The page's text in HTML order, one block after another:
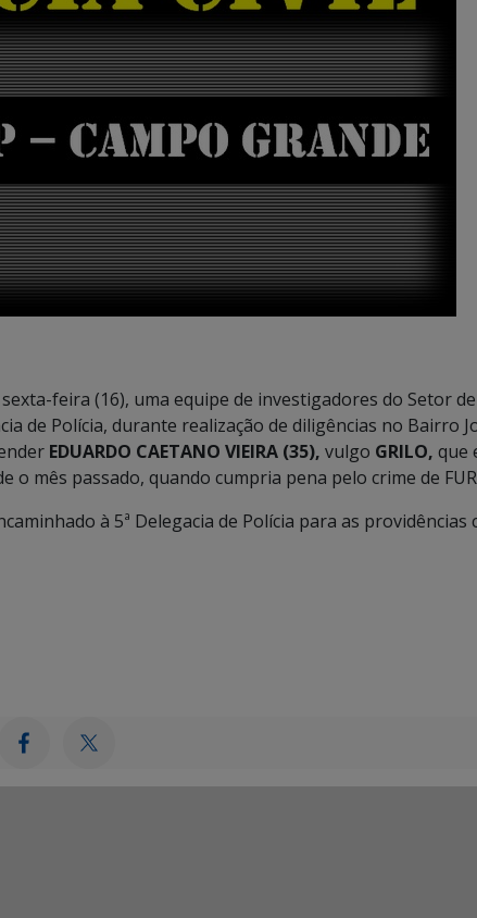
feira (16), uma equipe de investigadores do Setor de
de Polícia, durante realização de diligências no Bairro
EDUARDO CAETANO VIEIRA (35), vulgo GRILO, que
o mês passado, quando cumpria pena pelo crime de
à 5ª Delegacia de Polícia para as providências